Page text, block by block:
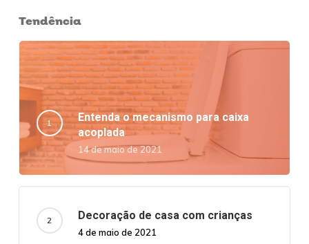
Tendência
Entenda o mecanismo para caixa
acoplada
14 de maio de 2021
Decoração de casa com crianças
4 de maio de 2021